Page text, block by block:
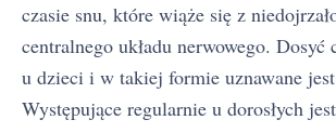
czasie snu, które wiąże się z
centralnego układu nerwowego. Dosyć
u dzieci i w takiej formie uznawane
Występujące regularnie u dorosłych